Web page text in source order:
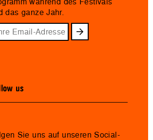
das ganze Jahr.
us
Sie uns auf unseren Social-